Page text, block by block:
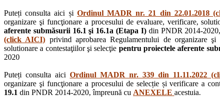
Puteți consulta aici și Ordinul MADR nr. 21 din 22.01.2018
organizare şi funcţionare a procesului de evaluare, verificare,
aferente submăsurii 16.1 şi 16.1a (Etapa I)din PNDR 2014-
(click AICI) privind aprobarea Regulamentului de organizare
solutionare a contestaţiilor şi selecţie pentru proiectele aferente
2020
Puteți consulta aici Ordinul MADR nr. 339 din 11.11.2022
organizare şi funcţionare a procesului de selecție și verificare a
19.1 din PNDR 2014-2020, împreună cu ANEXELE acestuia.